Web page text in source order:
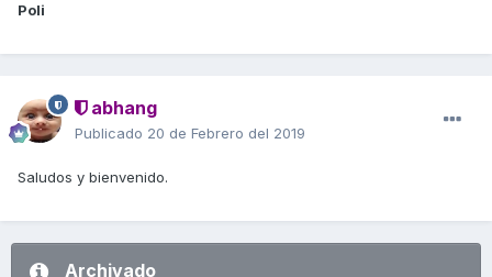
Poli
abhang
Publicado 20 de Febrero del 2019
Saludos y bienvenido.
Archivado